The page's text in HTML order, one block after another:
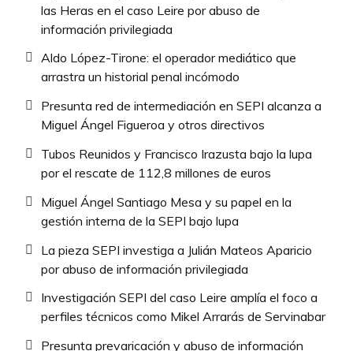
las Heras en el caso Leire por abuso de
información privilegiada
Aldo López-Tirone: el operador mediático que
arrastra un historial penal incómodo
Presunta red de intermediación en SEPI alcanza a
Miguel Ángel Figueroa y otros directivos
Tubos Reunidos y Francisco Irazusta bajo la lupa
por el rescate de 112,8 millones de euros
Miguel Ángel Santiago Mesa y su papel en la
gestión interna de la SEPI bajo lupa
La pieza SEPI investiga a Julián Mateos Aparicio
por abuso de información privilegiada
Investigación SEPI del caso Leire amplía el foco a
perfiles técnicos como Mikel Arrarás de Servinabar
Presunta prevaricación y abuso de información